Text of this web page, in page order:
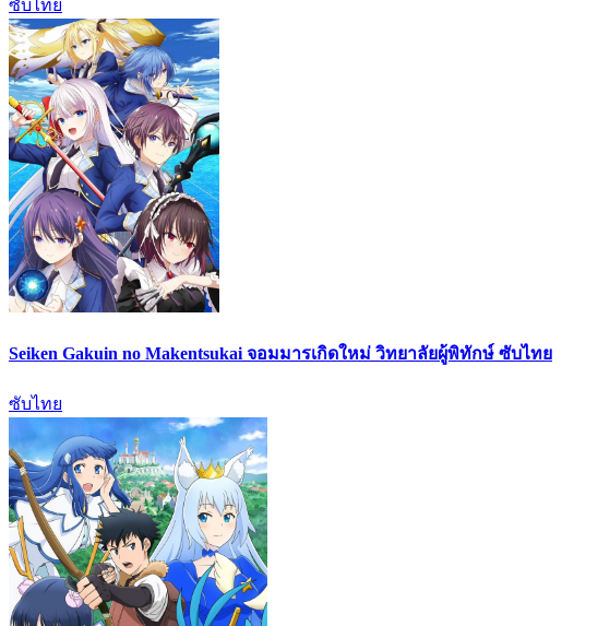
ซับไทย
Seiken Gakuin no Makentsukai จอมมารเกิดใหม่ วิทยาลัยผู้พิทักษ์ ซับไทย
ซับไทย